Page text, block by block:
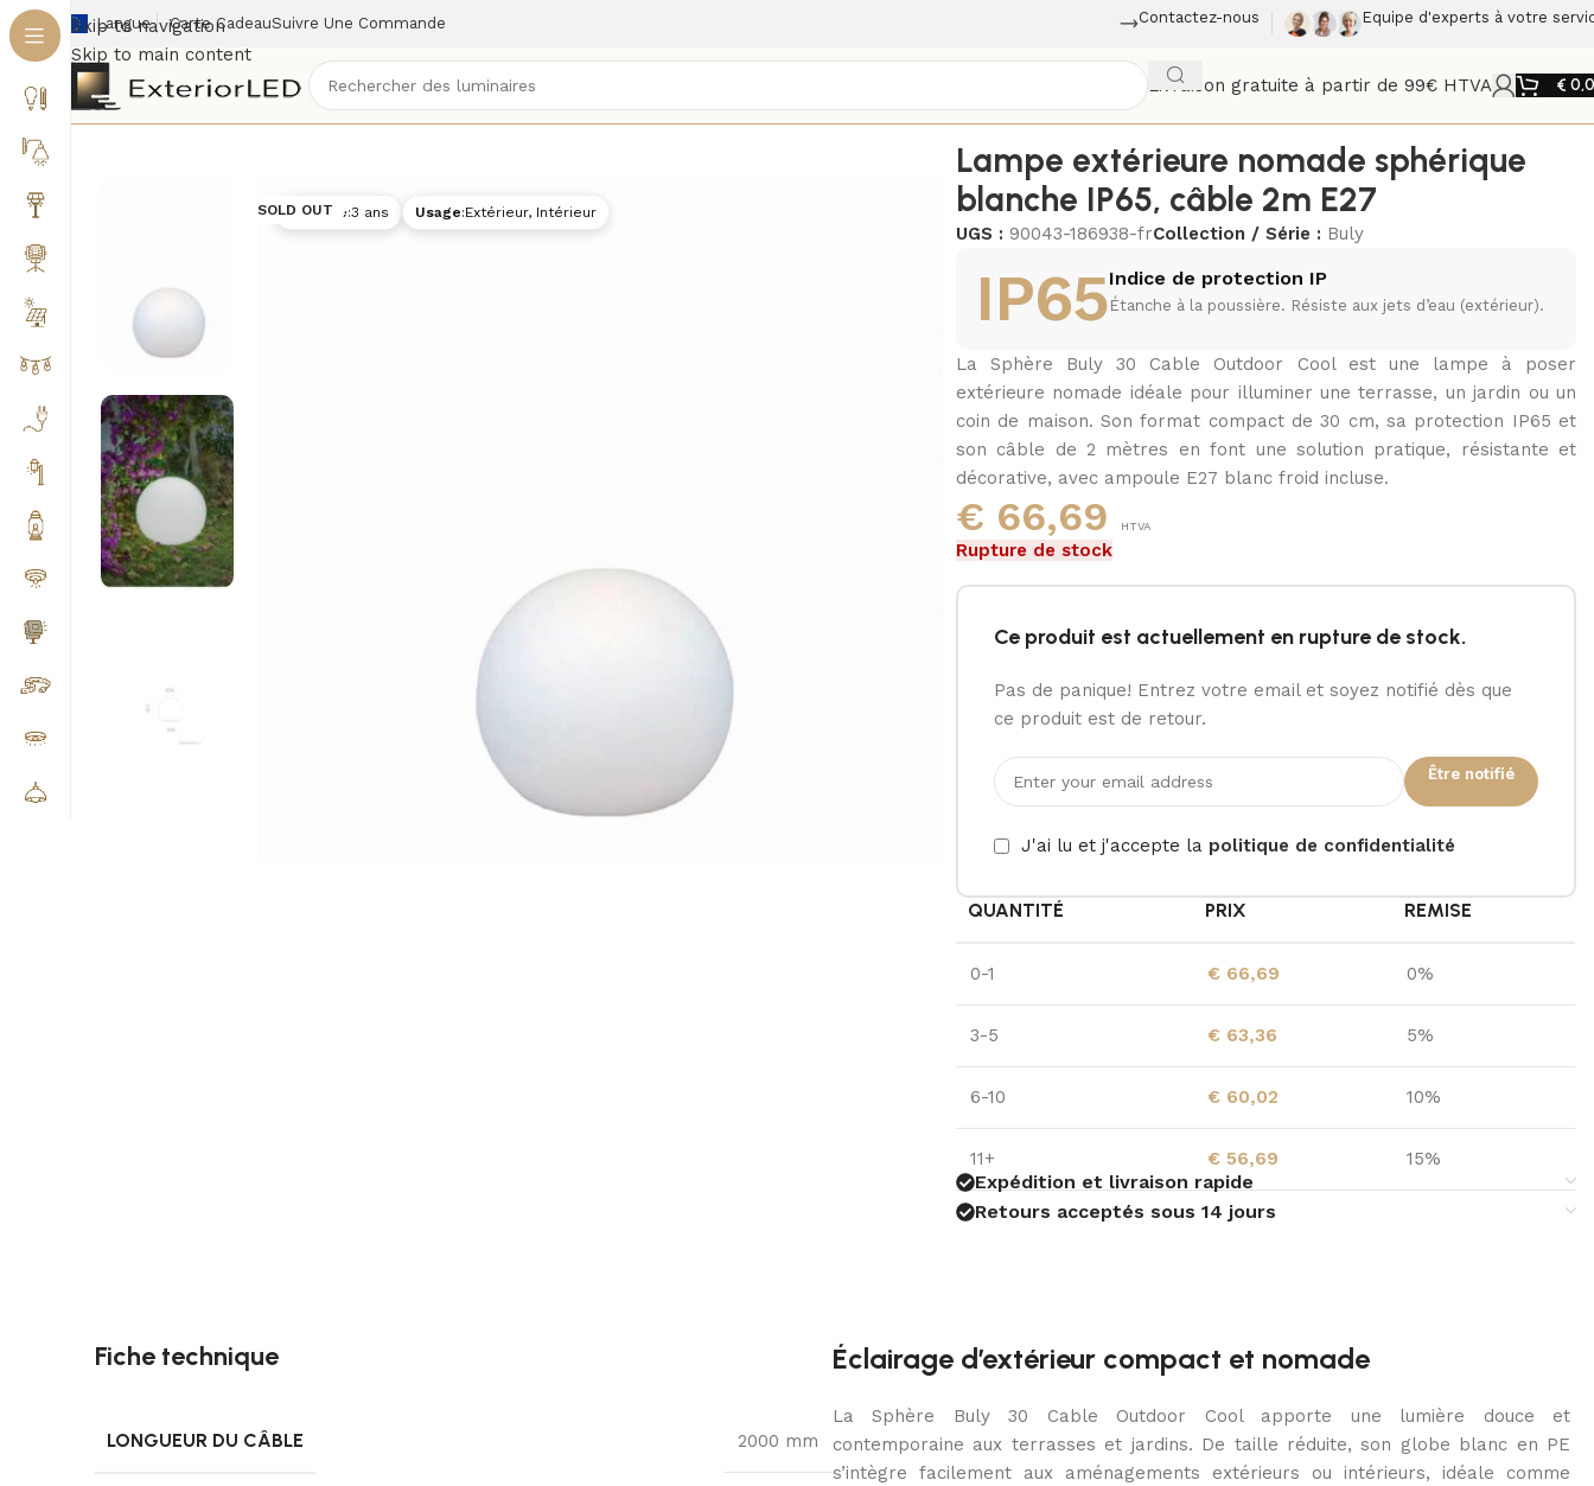
Skip to navigation
Skip to main content
Langue Carte CadeauSuivre Une Commande Contactez-nous Equipe d'experts à votre
Livraison gratuite à partir de 99€ HTVA €
Accueil /Lampes extérieures nomades/Lampes à poser/
SOLD OUT
Garantie:3 ans Usage:Extérieur, Intérieur
Lampe extérieure nomade sphérique
blanche IP65, câble 2m E27
UGS : 90043-186938-frCollection / Série : Buly
IP65Indice de protection IP
Étanche à la poussière. Résiste aux jets d’eau (extérieur).
La Sphère Buly 30 Cable Outdoor Cool est une lampe à poser
extérieure nomade idéale pour illuminer une terrasse, un jardin ou un
coin de maison. Son format compact de 30 cm, sa protection IP65 et
son câble de 2 mètres en font une solution pratique, résistante et
décorative, avec ampoule E27 blanc froid incluse.
€ 66,69 HTVA
Rupture de stock
Ce produit est actuellement en rupture de stock.
Pas de panique! Entrez votre email et soyez notifié dès que
ce produit est de retour.
Être notifié
J'ai lu et j'accepte la politique de confidentialité
QUANTITÉ PRIX REMISE
0-1 € 66,69 0%
3-5 € 63,36 5%
6-10 € 60,02 10%
11+ € 56,69 15%
Expédition et livraison rapide
Retours acceptés sous 14 jours
Fiche technique
LONGUEUR DU CÂBLE 2000 mm
Éclairage d’extérieur compact et nomade
La Sphère Buly 30 Cable Outdoor Cool apporte une lumière douce et
contemporaine aux terrasses et jardins. De taille réduite, son globe blanc en PE
s’intègre facilement aux aménagements extérieurs ou intérieurs, idéale comme